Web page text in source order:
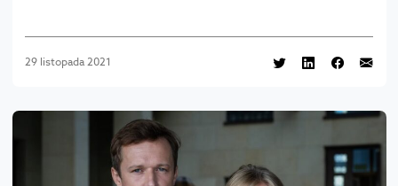
29 listopada 2021